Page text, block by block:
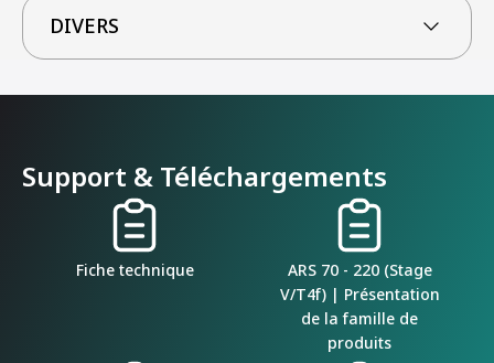
DIVERS
Support & Téléchargements
Fiche technique
ARS 70 - 220 (Stage
V/T4f) | Présentation
de la famille de
produits